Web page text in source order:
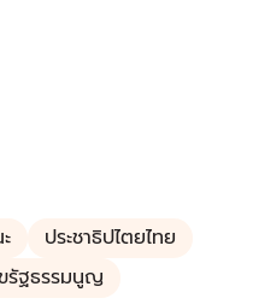
ประชาธิปไตยไทย
รัฐธรรมนูญ